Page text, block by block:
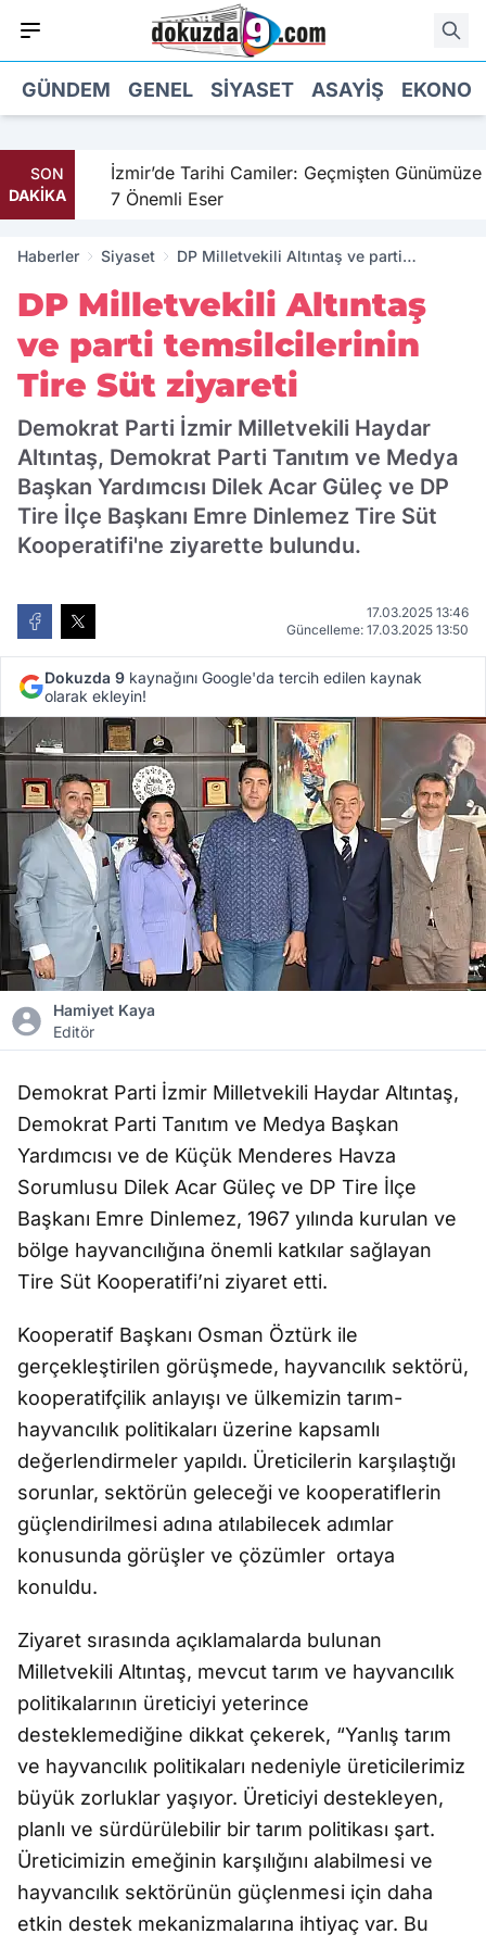
GÜNDEM GENEL SIYASET ASAYIŞ
SON
DAKİKA
İzmir’de Tarihi Camiler: Geçmişten Günümüze
7 Önemli Eser
Haberler Siyaset
DP Milletvekili Altıntaş ve parti
DP Milletvekili Altıntaş
ve parti temsilcilerinin
Tire Süt ziyareti
Demokrat Parti İzmir Milletvekili Haydar
Altıntaş, Demokrat Parti Tanıtım ve Medya
Başkan Yardımcısı Dilek Acar Güleç ve DP
Tire İlçe Başkanı Emre Dinlemez Tire Süt
Kooperatifi'ne ziyarette bulundu.
17.03.2025 13:46
Güncelleme: 17.03.2025 13:50
Dokuzda 9 kaynağını Google'da tercih edilen kaynak
olarak ekleyin!
Hamiyet Kaya
Editör
Demokrat Parti İzmir Milletvekili Haydar Altıntaş,
Demokrat Parti Tanıtım ve Medya Başkan
Yardımcısı ve de Küçük Menderes Havza
Sorumlusu Dilek Acar Güleç ve DP Tire İlçe
Başkanı Emre Dinlemez, 1967 yılında kurulan ve
bölge hayvancılığına önemli katkılar sağlayan
Tire Süt Kooperatifi’ni ziyaret etti.
Kooperatif Başkanı Osman Öztürk ile
gerçekleştirilen görüşmede, hayvancılık sektörü,
kooperatifçilik anlayışı ve ülkemizin tarım-
hayvancılık politikaları üzerine kapsamlı
değerlendirmeler yapıldı. Üreticilerin karşılaştığı
sorunlar, sektörün geleceği ve kooperatiflerin
güçlendirilmesi adına atılabilecek adımlar
konusunda görüşler ve çözümler ortaya
konuldu.
Ziyaret sırasında açıklamalarda bulunan
Milletvekili Altıntaş, mevcut tarım ve hayvancılık
politikalarının üreticiyi yeterince
desteklemediğine dikkat çekerek, “Yanlış tarım
ve hayvancılık politikaları nedeniyle üreticilerimiz
büyük zorluklar yaşıyor. Üreticiyi destekleyen,
planlı ve sürdürülebilir bir tarım politikası şart.
Üreticimizin emeğinin karşılığını alabilmesi ve
hayvancılık sektörünün güçlenmesi için daha
etkin destek mekanizmalarına ihtiyaç var. Bu